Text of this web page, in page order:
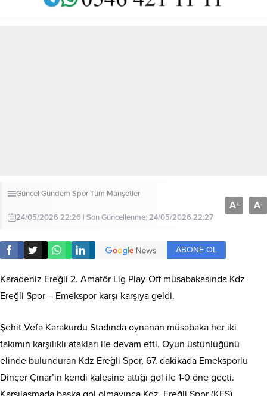
Güncel Gündem SporTüm Manşetler
24/05/2026 22:26 | Son Güncellenme: 24/05/2026 22:27
A+ A-
ABONE OL
Karadeniz Ereğli 2. Amatör Lig Play-Off müsabakasında Kdz
Ereğli Spor – Emekspor karşı karşıya geldi.
Şehit Vefa Karakurdu Stadında oynanan müsabaka her iki
takımın karşılıklı atakları ile devam etti. Oyun üstünlüğünü
elinde bulunduran Kdz Ereğli Spor, 67. dakikada Emeksporlu
Dinçer Çınar’ın kendi kalesine attığı gol ile 1-0 öne geçti.